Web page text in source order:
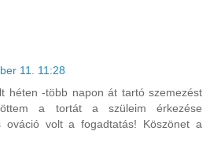
11. 11:28
héten -több napon át tartó szemezést
a tortát a szüleim érkezése
ováció volt a fogadtatás! Köszönet a